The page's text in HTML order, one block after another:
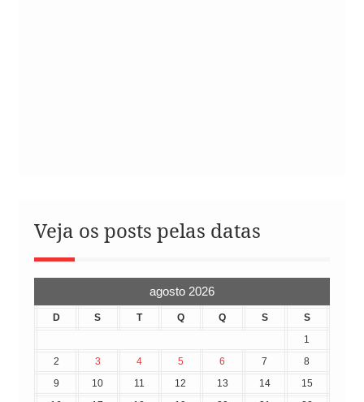
Veja os posts pelas datas
agosto 2026
D S T Q Q S
S
1
2
3 4 5 6 7
8
9
10 11 12 13 14
15